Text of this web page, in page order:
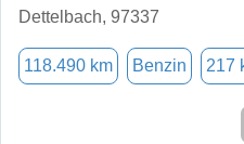
Dettelbach, 97337
118.490 km Benzin 217